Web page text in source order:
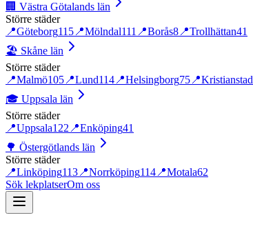
🏢 Västra Götalands län
Större städer
📍Göteborg115 📍Mölndal111 📍Borås8 📍Trollhättan41
🏖️ Skåne län
Större städer
📍Malmö105 📍Lund114 📍Helsingborg75 📍Kristianstad
🎓 Uppsala län
Större städer
📍Uppsala122 📍Enköping41
🌳 Östergötlands län
Större städer
📍Linköping113 📍Norrköping114 📍Motala62
Sök lekplatserOm oss